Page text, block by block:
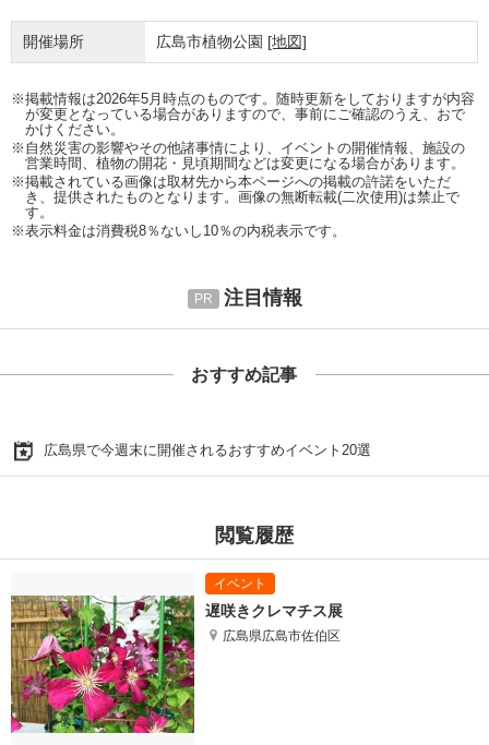
開催場所 広島市植物公園 [地図]
※掲載情報は2026年5月時点のものです。随時更新をしておりますが内容
が変更となっている場合がありますので、事前にご確認のうえ、おで
かけください。
※自然災害の影響やその他諸事情により、イベントの開催情報、施設の
営業時間、植物の開花・見頃期間などは変更になる場合があります。
※掲載されている画像は取材先から本ページへの掲載の許諾をいただ
き、提供されたものとなります。画像の無断転載(二次使用)は禁止で
す。
※表示料金は消費税8％ないし10％の内税表示です。
注目情報
おすすめ記事
広島県で今週末に開催されるおすすめイベント20選
閲覧履歴
遅咲きクレマチス展
広島県広島市佐伯区